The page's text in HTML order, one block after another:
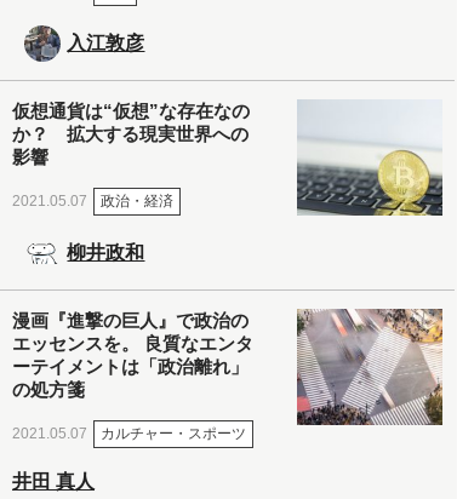
入江敦彦
仮想通貨は“仮想”な存在なの
か？ 拡大する現実世界への
影響
2021.05.07 政治・経済
柳井政和
漫画『進撃の巨人』で政治の
エッセンスを。 良質なエンタ
ーテイメントは「政治離れ」
の処方箋
2021.05.07 カルチャー・スポーツ
井田 真人